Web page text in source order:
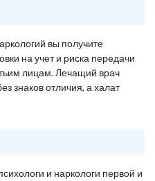
вы получите
на учет и риска передачи
лицам. Лечащий врач
знаков отличия, а халат
и наркологи первой и